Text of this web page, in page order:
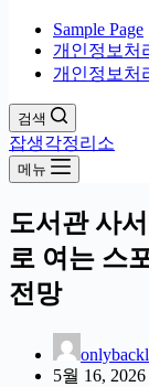
Sample Page
개인정보처
개인정보처
검색
잡생각정리소
메뉴
도서관 사
로 여는 스
전망
5월 16, 2026